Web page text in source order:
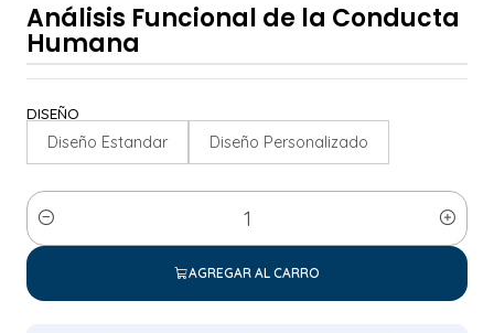
Análisis Funcional de la Conducta
Humana
DISEÑO
Diseño Estandar Diseño Personalizado
Cantidad
AGREGAR AL CARRO